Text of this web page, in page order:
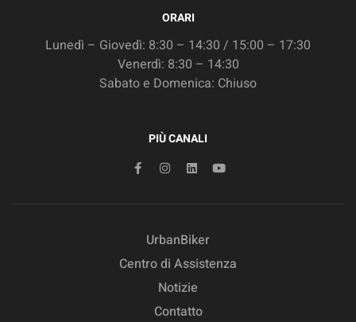
ORARI
Lunedì – Giovedì: 8:30 – 14:30 / 15:00 – 17:30
Venerdì: 8:30 – 14:30
Sabato e Domenica: Chiuso
PIÙ CANALI
UrbanBiker
Centro di Assistenza
Notizie
Contatto